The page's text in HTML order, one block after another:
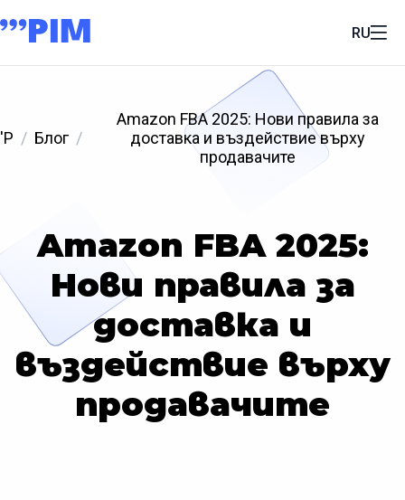
RU
'P Блог
Amazon FBA 2025: Нови правила за
доставка и въздействие върху
продавачите
Amazon FBA 2025:
Нови правила за
доставка и
въздействие върху
продавачите